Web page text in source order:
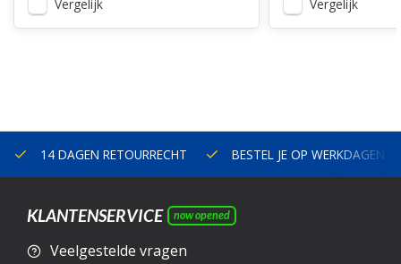
Vergelijk Vergelijk
14 DAGEN RETOURRECHT BESTEL JE OP WERKDAGEN
KLANTENSERVICE now opened
Veelgestelde vragen